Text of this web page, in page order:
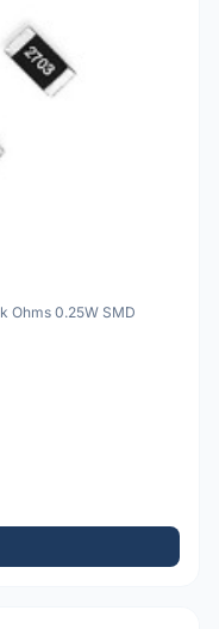
Ohms 0.25W SMD